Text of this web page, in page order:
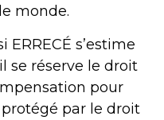
monde.
s’estime
se réserve le droit
pour
par le droit